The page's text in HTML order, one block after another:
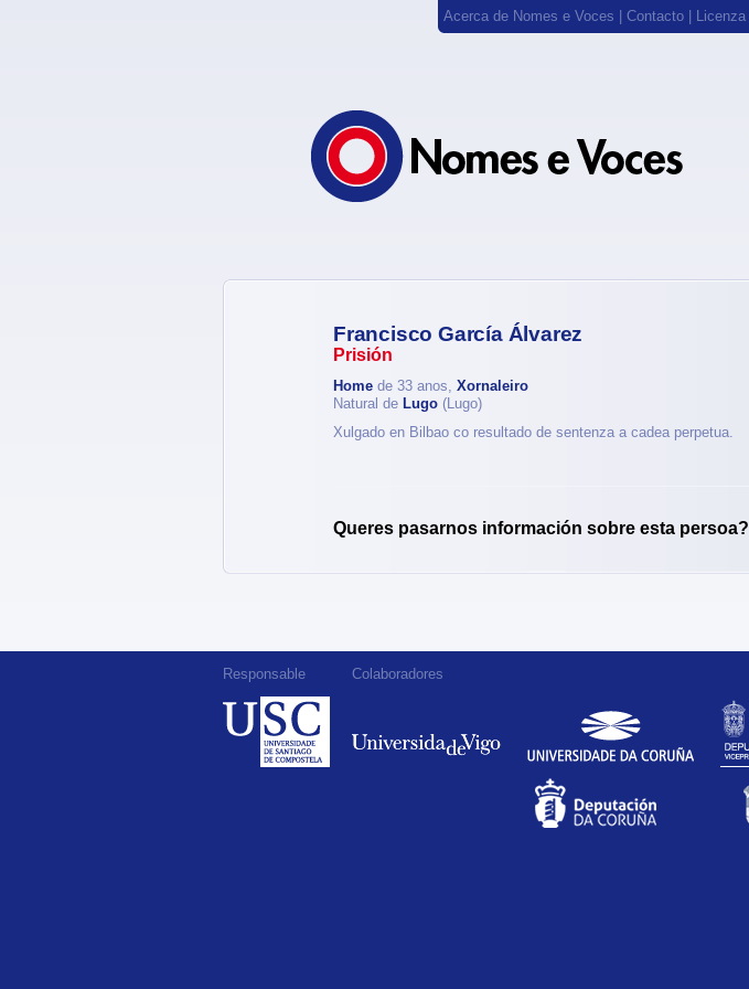
Acerca de Nomes e Voces Contacto Licenza
Francisco García Álvarez
Prisión
Home de 33 anos, Xornaleiro
Natural de Lugo (Lugo)
Xulgado en Bilbao co resultado de sentenza a cadea perpetua.
Queres pasarnos información sobre esta persoa?
Responsable Colaboradores